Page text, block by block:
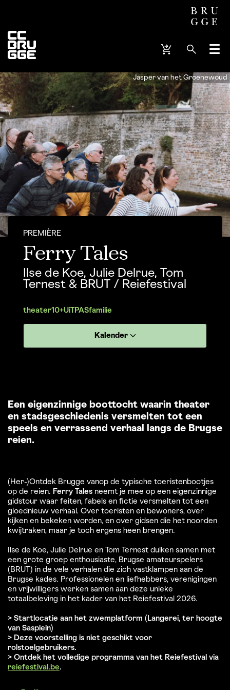
Menu
Jasper van het Groenewoud
Ferry Tales
Ilse de Koe, Julie Delrue, Tom
Ternest & BRUT / Reiefestival
PREMIÈRE
theater10+UiTPASfamilie
Kalender
Een eigenzinnige boottocht waarin theater
en stadsgeschiedenis versmelten tot een
speels en verrassend verhaal langs de Brugse
reien.
(Her-)Ontdek Brugge vanop de typische toeristenbootjes
op de reien. Ferry Tales neemt je mee op een eigenzinnige
gidstour waar feiten, fabels en fictie versmelten tot een
gloednieuw verhaal. Over toeristen en bewoners, over
kijken en bekeken worden, en over gidsen die het noorden
kwijtraken, maar je toch ergens heen brengen.
Ilse de Koe, Julie Delrue en Tom Ternest duiken samen met
een grote groep enthousiaste, Brugse amateurspelers
(BRUT) in de vele verhalen die zich vastklampen aan de
Brugse kades. Professionelen en liefhebbers, verenigingen
en vrijwilligers werken samen aan deze unieke
totaalbeleving in het kader van het Reiefestival 2026.
> Startlocatie aan het zwemplatform (Langerei, ter hoogte
van Sasplein)
> Deze voorstelling is niet geschikt voor
rolstoelgebruikers.
> Ontdek het volledige programma van het Reiefestival via
reiefestival.be.